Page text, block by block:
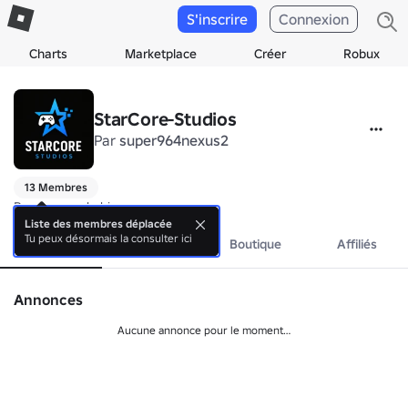
Charts Marketplace Créer Robux
S'inscrire Connexion
StarCore-Studios
Par super964nexus2
13 Membres
Pas encore de bio.
À propos Événements Boutique Affiliés
Annonces
Aucune annonce pour le moment…
Liste des membres déplacée
Tu peux désormais la consulter ici